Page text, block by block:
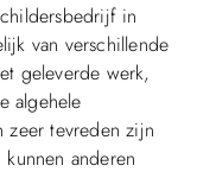
in
van verschillende
geleverde werk,
algehele
zeer tevreden zijn
anderen